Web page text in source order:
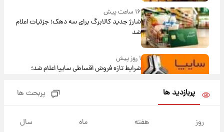
۱۶ ساعت پیش
شارژ جدید کالابرگ برای سه دهک؛ جزئیات اعلام
شد
۱ روز پیش
شرایط تازه فروش اقساطی سایپا اعلام شد؛
قیمت سکه و طلا فردا
پربازدید ها پربحث ها
روز هفته ماه سال